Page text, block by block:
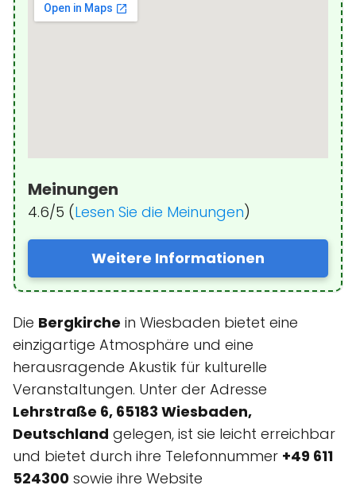
Meinungen
4.6/5 (Lesen Sie die Meinungen)
Weitere Informationen
Die Bergkirche in Wiesbaden bietet eine
einzigartige Atmosphäre und eine
herausragende Akustik für kulturelle
Veranstaltungen. Unter der Adresse
Lehrstraße 6, 65183 Wiesbaden,
Deutschland gelegen, ist sie leicht erreichbar
und bietet durch ihre Telefonnummer +49 611
524300 sowie ihre Website